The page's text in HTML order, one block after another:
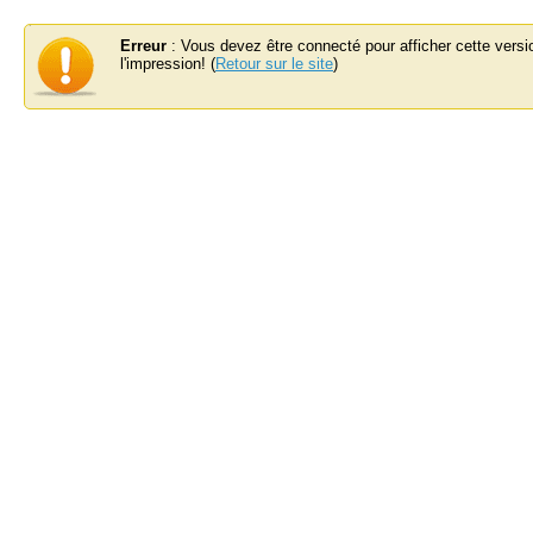
Erreur : Vous devez être connecté pour afficher cette
l'impression! (Retour sur le site)